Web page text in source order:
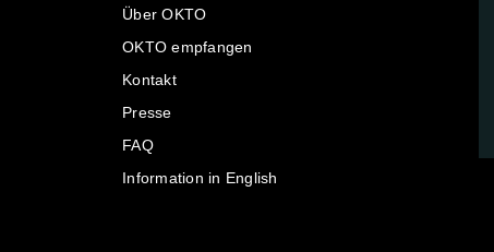
Über OKTO
OKTO empfangen
Kontakt
Presse
FAQ
Information in English